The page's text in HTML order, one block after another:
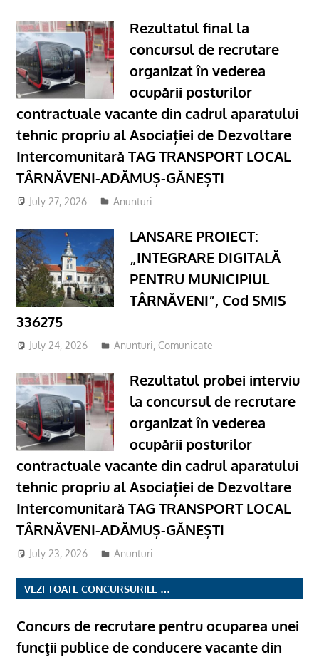
Rezultatul final la
concursul de recrutare
organizat în vederea
ocupării posturilor
contractuale vacante din cadrul aparatului
tehnic propriu al Asociației de Dezvoltare
Intercomunitară TAG TRANSPORT LOCAL
TÂRNĂVENI-ADĂMUȘ-GĂNEȘTI
July 27, 2026 Anunturi
LANSARE PROIECT:
„INTEGRARE DIGITALĂ
PENTRU MUNICIPIUL
TÂRNĂVENI”, Cod SMIS
336275
July 24, 2026 Anunturi, Comunicate
Rezultatul probei interviu
la concursul de recrutare
organizat în vederea
ocupării posturilor
contractuale vacante din cadrul aparatului
tehnic propriu al Asociației de Dezvoltare
Intercomunitară TAG TRANSPORT LOCAL
TÂRNĂVENI-ADĂMUȘ-GĂNEȘTI
July 23, 2026 Anunturi
VEZI TOATE CONCURSURILE …
Concurs de recrutare pentru ocuparea unei
funcţii publice de conducere vacante din